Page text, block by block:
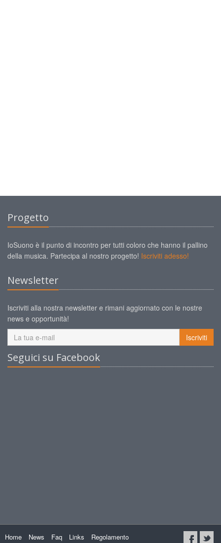
Progetto
IoSuono è il punto di incontro per tutti coloro che hanno il pallino
della musica. Partecipa al nostro progetto! Iscriviti adesso!
Newsletter
Iscriviti alla nostra newsletter e rimani aggiornato con le nostre
news e opportunità!
Iscriviti
Seguici su Facebook
Home News Faq Links
Regolamento